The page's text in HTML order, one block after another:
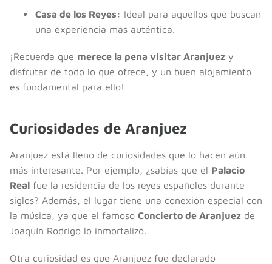
Casa de los Reyes: Ideal para aquellos que buscan
una experiencia más auténtica.
¡Recuerda que merece la pena visitar Aranjuez y
disfrutar de todo lo que ofrece, y un buen alojamiento
es fundamental para ello!
Curiosidades de Aranjuez
Aranjuez está lleno de curiosidades que lo hacen aún
más interesante. Por ejemplo, ¿sabías que el Palacio
Real fue la residencia de los reyes españoles durante
siglos? Además, el lugar tiene una conexión especial con
la música, ya que el famoso Concierto de Aranjuez de
Joaquín Rodrigo lo inmortalizó.
Otra curiosidad es que Aranjuez fue declarado